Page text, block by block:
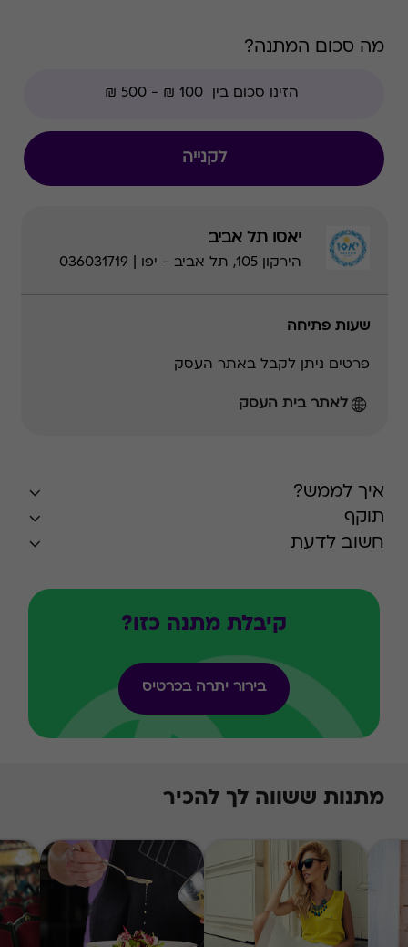
מה סכום המתנה?
לקנייה
יאסו תל אביב
הירקון 105, תל אביב - יפו | 036031719
שעות פתיחה
פרטים ניתן לקבל באתר העסק
לאתר בית העסק
איך לממש?
תוקף
חשוב לדעת
קיבלת מתנה כזו?
בירור יתרה בכרטיס
מתנות ששווה לך להכיר